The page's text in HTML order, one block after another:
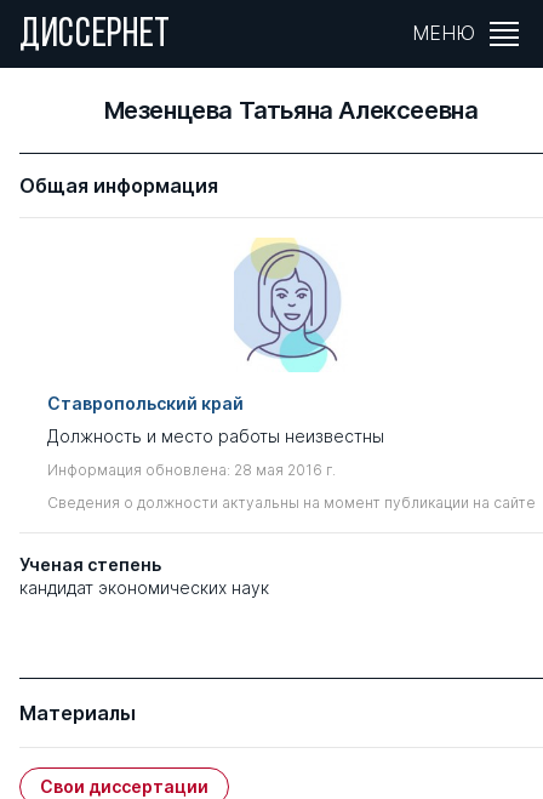
ДИССЕРНЕТ МЕНЮ
Мезенцева Татьяна Алексеевна
Общая информация
Ставропольский край
Должность и место работы неизвестны
Информация обновлена: 28 мая 2016 г.
Сведения о должности актуальны на момент публикации на сайте
Ученая степень
кандидат экономических наук
Материалы
Свои диссертации